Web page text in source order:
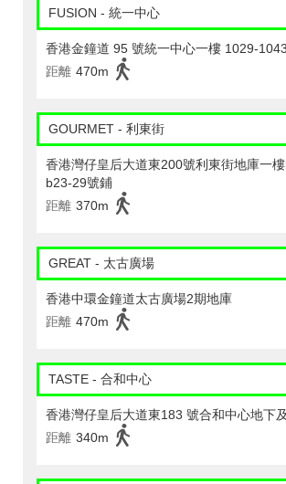
FUSION - 統一中心
香港金鐘道 95 號統一中心一樓 1029-
距離 470m
GOURMET - 利東街
香港灣仔皇后大道東200號利東街地庫一
b23-29號鋪
距離 370m
GREAT - 太古廣場
香港中環金鐘道太古廣場2期地庫
距離 470m
TASTE - 合和中心
香港灣仔皇后大道東183 號合和中心地下
距離 340m